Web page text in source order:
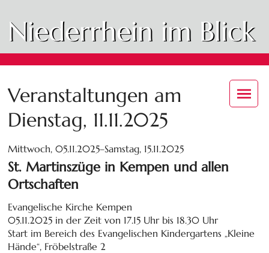
Niederrhein im Blick
Veranstaltungen am
Dienstag, 11.11.2025
Mittwoch, 05.11.2025–Samstag, 15.11.2025
St. Martinszüge in Kempen und allen
Ortschaften
Evangelische Kirche Kempen
05.11.2025 in der Zeit von 17.15 Uhr bis 18.30 Uhr
Start im Bereich des Evangelischen Kindergartens „Kleine
Hände“, Fröbelstraße 2